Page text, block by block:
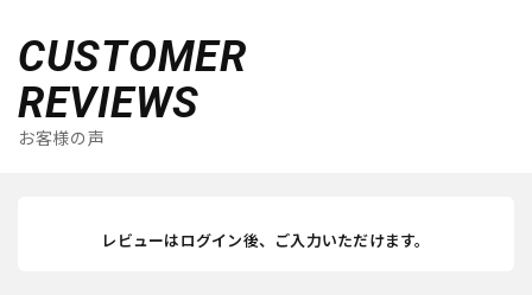
CUSTOMER
REVIEWS
お客様の声
レビューはログイン後、ご入力いただけます。